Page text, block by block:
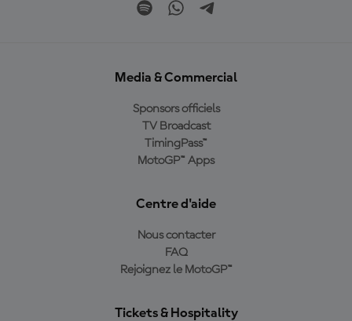
Media & Commercial
Sponsors officiels
TV Broadcast
TimingPass™
MotoGP™ Apps
Centre d'aide
Nous contacter
FAQ
Rejoignez le MotoGP™
Tickets & Hospitality